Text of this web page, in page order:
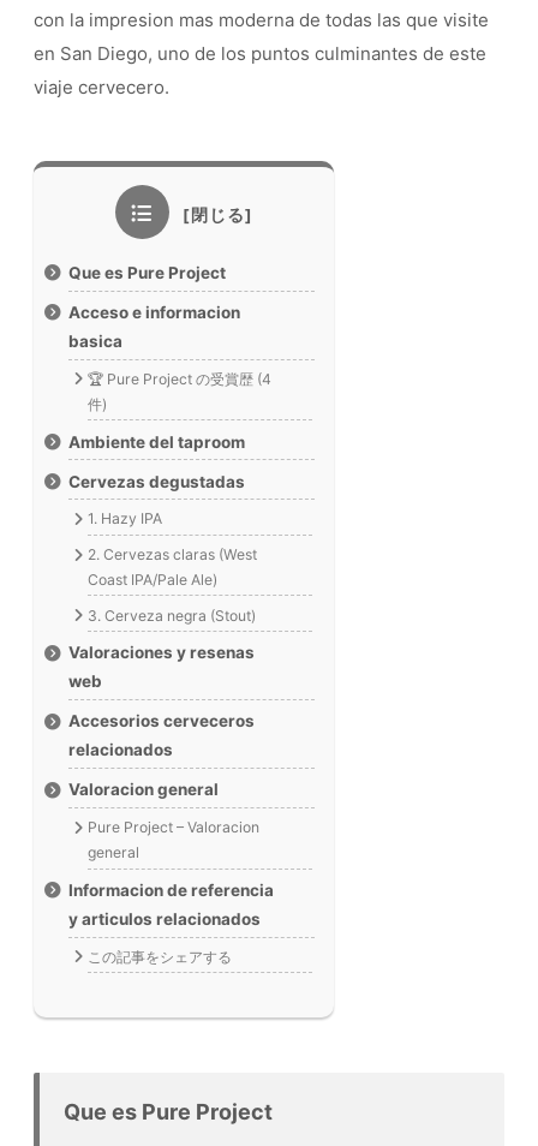
con la impresion mas moderna de todas las que visite
en San Diego, uno de los puntos culminantes de este
viaje cervecero.
Que es Pure Project
Acceso e informacion
basica
🏆 Pure Project の受賞歴 (4
件)
Ambiente del taproom
Cervezas degustadas
1. Hazy IPA
2. Cervezas claras (West
Coast IPA/Pale Ale)
3. Cerveza negra (Stout)
Valoraciones y resenas
web
Accesorios cerveceros
relacionados
Valoracion general
Pure Project – Valoracion
general
Informacion de referencia
y articulos relacionados
この記事をシェアする
Que es Pure Project